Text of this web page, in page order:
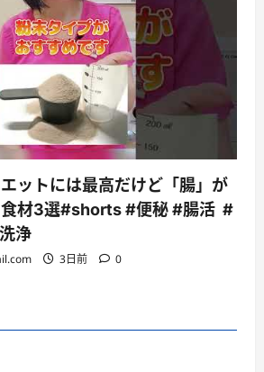
エットには最高だけど「腸」が
食材3選#shorts #便秘 #腸活 #
浄
3日前 0